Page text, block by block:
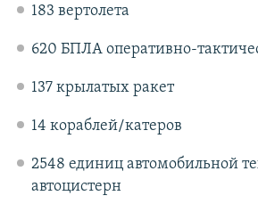
183 вертолета
620 БПЛА оперативно-
137 крылатых ракет
14 кораблей/катеров
2548 единиц автомобильной
автоцистерн